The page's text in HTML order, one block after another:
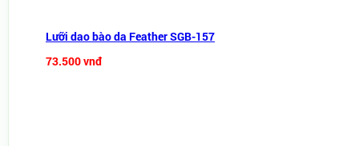
Lưỡi dao bào da Feather SGB-157
73.500 vnđ